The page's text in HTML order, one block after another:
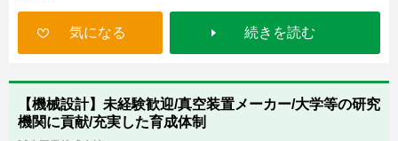
気になる 続きを読む
【機械設計】未経験歓迎/真空装置メーカー/大学等の研究
機関に貢献/充実した育成体制